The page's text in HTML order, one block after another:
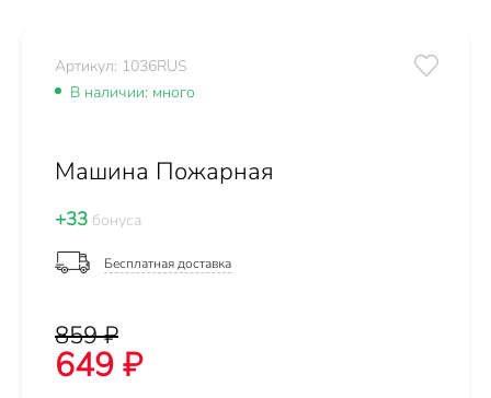
Артикул: 1036RUS
В наличии: много
Машина Пожарная
+33 бонуса
Бесплатная доставка
859 ₽
649 ₽